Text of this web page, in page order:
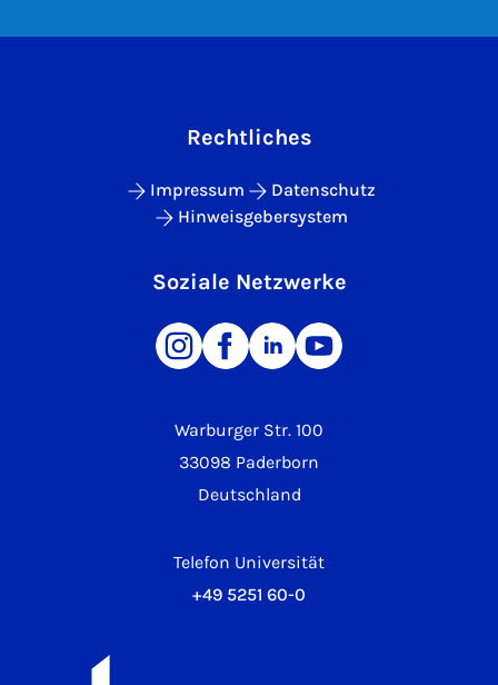
Warburger Str. 100
33098 Paderborn
Deutschland
Telefon Universität
+49 5251 60-0
Rechtliches
Impressum
Datenschutz
Hinweisgebersystem
Soziale Netzwerke